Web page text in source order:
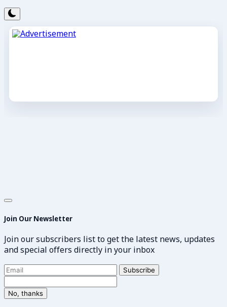
Join Our Newsletter
Join our subscribers list to get the latest news, updates
and special offers directly in your inbox
Subscribe
No, thanks